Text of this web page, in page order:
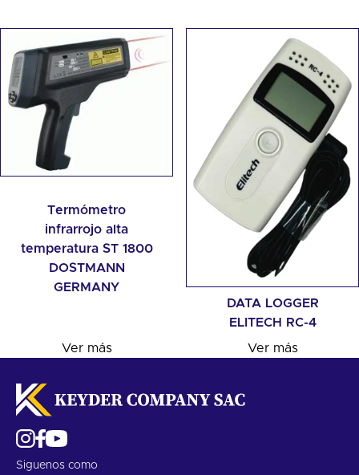
Termómetro
infrarrojo alta
temperatura ST 1800
DOSTMANN
GERMANY
Ver más
DATA LOGGER
ELITECH RC-4
Ver más
Siguenos como